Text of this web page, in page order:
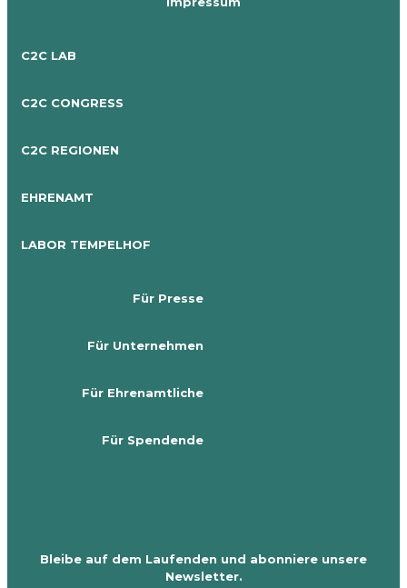
C2C LAB
C2C CONGRESS
C2C REGIONEN
EHRENAMT
LABOR TEMPELHOF
Für Presse
Für Unternehmen
Für Ehrenamtliche
Für Spendende
Bleibe auf dem Laufenden und abonniere unsere
Newsletter.